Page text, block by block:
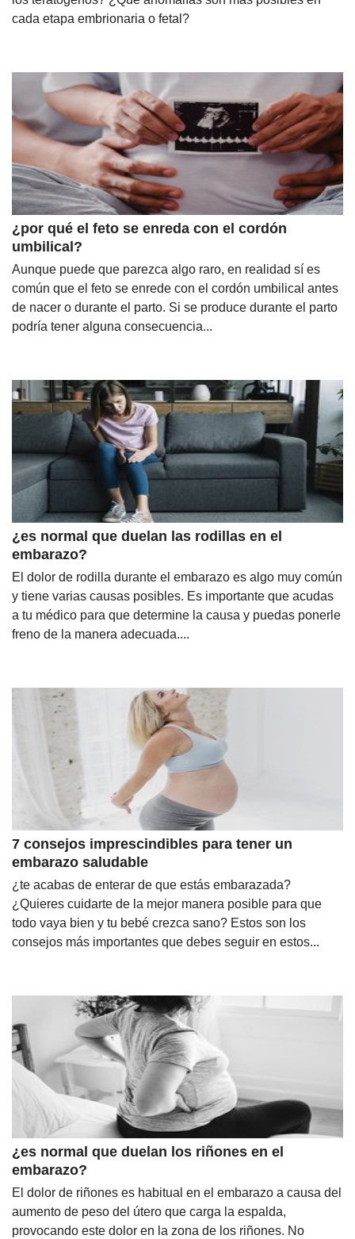
cada etapa embrionaria o fetal?
¿por qué el feto se enreda con el cordón
umbilical?
Aunque puede que parezca algo raro, en realidad sí es
común que el feto se enrede con el cordón umbilical antes
de nacer o durante el parto. Si se produce durante el parto
podría tener alguna consecuencia...
¿es normal que duelan las rodillas en el
embarazo?
El dolor de rodilla durante el embarazo es algo muy común
y tiene varias causas posibles. Es importante que acudas
a tu médico para que determine la causa y puedas ponerle
freno de la manera adecuada....
7 consejos imprescindibles para tener un
embarazo saludable
¿te acabas de enterar de que estás embarazada?
¿Quieres cuidarte de la mejor manera posible para que
todo vaya bien y tu bebé crezca sano? Estos son los
consejos más importantes que debes seguir en estos...
¿es normal que duelan los riñones en el
embarazo?
El dolor de riñones es habitual en el embarazo a causa del
aumento de peso del útero que carga la espalda,
provocando este dolor en la zona de los riñones. No